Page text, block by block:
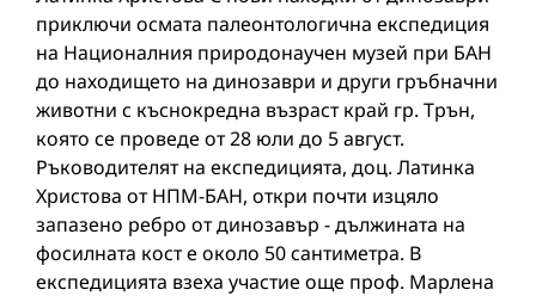
приключи осмата палеонтологична експедиция
на Националния природонаучен музей при БАН
до находището на динозаври и други гръбначни
животни с къснокредна възраст край гр. Трън,
която се проведе от 28 юли до 5 август.
Ръководителят на експедицията, доц. Латинка
Христова от НПМ-БАН, откри почти изцяло
запазено ребро от динозавър - дължината на
фосилната кост е около 50 сантиметра. В
експедицията взеха участие още проф. Марлена